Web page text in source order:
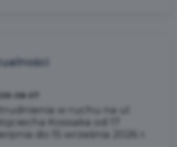
w ruchu na ul.
Kossaka od 17
do 15 września 2026 r.